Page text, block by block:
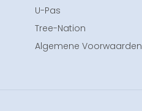
U-Pas
Tree-Nation
Algemene Voorwaarden